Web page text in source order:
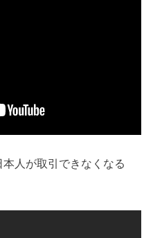
人が取引できなくなる